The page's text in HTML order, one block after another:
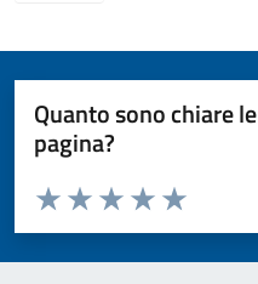
Quanto sono chiare
pagina?
Valuta da 1 a 5 stelle la pagina
Valuta 5
Valuta 4 stelle
Valuta 3 stelle su 5
Valuta 2 stelle su 5
Valuta 1 stelle su 5